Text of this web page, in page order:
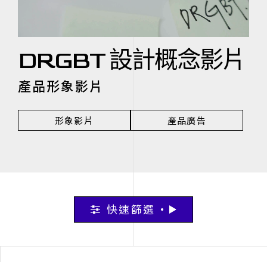
DRGBT 設計概念影片
產品形象影片
形象影片 產品廣告
快速篩選